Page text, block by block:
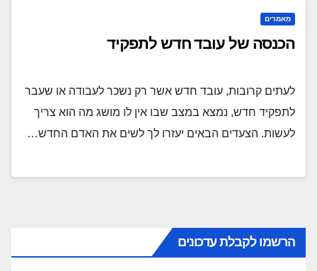
מאמרים
הכנסה של עובד חדש לתפקיד
לעתים קרובות, עובד חדש אשר רק נשכר לעבודה או שעבר
לתפקיד חדש, נמצא במצב שבו אין לו מושג מה הוא צריך
לעשות. הצעדים הבאים יעזרו לך לשים את האדם החדש…
הרשמו לקבלת עדכונים